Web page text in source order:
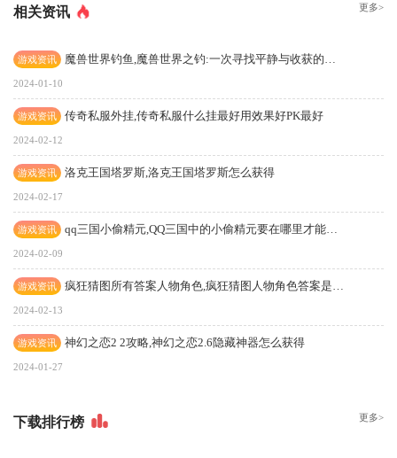
相关资讯 更多>
游戏资讯
2024-01-10
游戏资讯 传奇私服外挂,传奇私服什么挂最好用效果好PK最好
2024-02-12
游戏资讯 洛克王国塔罗斯,洛克王国塔罗斯怎么获得
2024-02-17
游戏资讯 qq三国小偷精元,QQ三国中的小偷精元要在哪里才能得到?小偷精元有什么作用?
2024-02-09
游戏资讯
2024-02-13
游戏资讯 神幻之恋2 2攻略,神幻之恋2.6隐藏神器怎么获得
2024-01-27
下载排行榜 更多>